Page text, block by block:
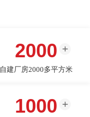
2000
自建厂房2000多平方米
1000